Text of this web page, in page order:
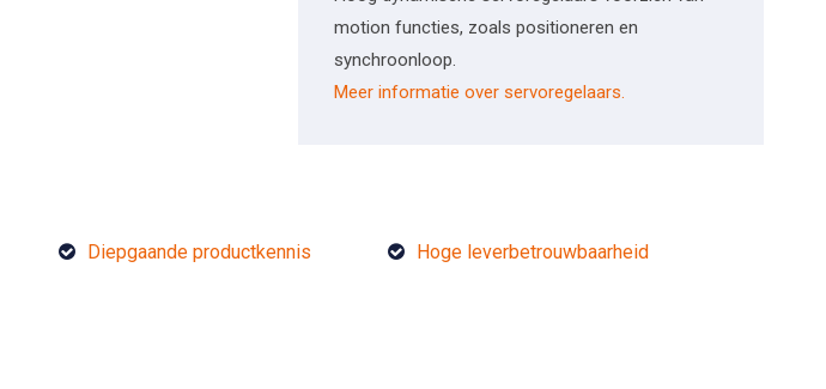
motion functies, zoals positioneren en
synchroonloop.
Meer informatie over servoregelaars.
Diepgaande productkennis Hoge leverbetrouwbaarheid